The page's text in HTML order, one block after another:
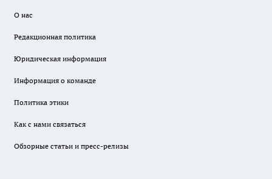
О нас
Редакционная политика
Юридическая информация
Информация о команде
Политика этики
Как с нами связаться
Обзорные статьи и пресс-релизы